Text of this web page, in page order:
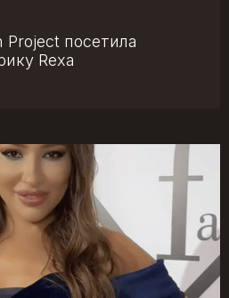
посетила
Rexa